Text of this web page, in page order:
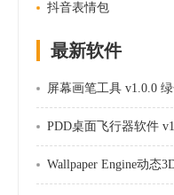
抖音表情包
最新软件
屏幕画笔工具 v1.0.0
PDD桌面飞行器软件
Wallpaper Engine动态